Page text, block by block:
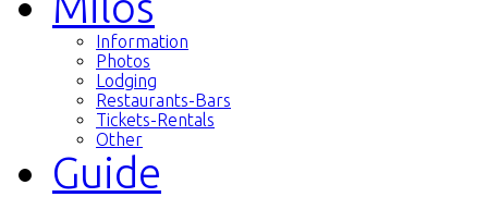
Information
Photos
Lodging
Restaurants-Bars
Tickets-Rentals
Other
Guide